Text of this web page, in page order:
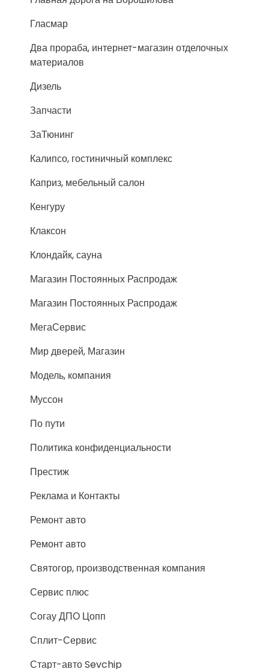
Гласмар
Два прораба, интернет-магазин отделочных
материалов
Дизель
Запчасти
ЗаТюнинг
Калипсо, гостиничный комплекс
Каприз, мебельный салон
Кенгуру
Клаксон
Клондайк, сауна
Магазин Постоянных Распродаж
Магазин Постоянных Распродаж
МегаСервис
Мир дверей, Магазин
Модель, компания
Муссон
По пути
Политика конфиденциальности
Престиж
Реклама и Контакты
Ремонт авто
Ремонт авто
Святогор, производственная компания
Сервис плюс
Согау ДПО Цопп
Сплит-Сервис
Старт-авто Sevchip